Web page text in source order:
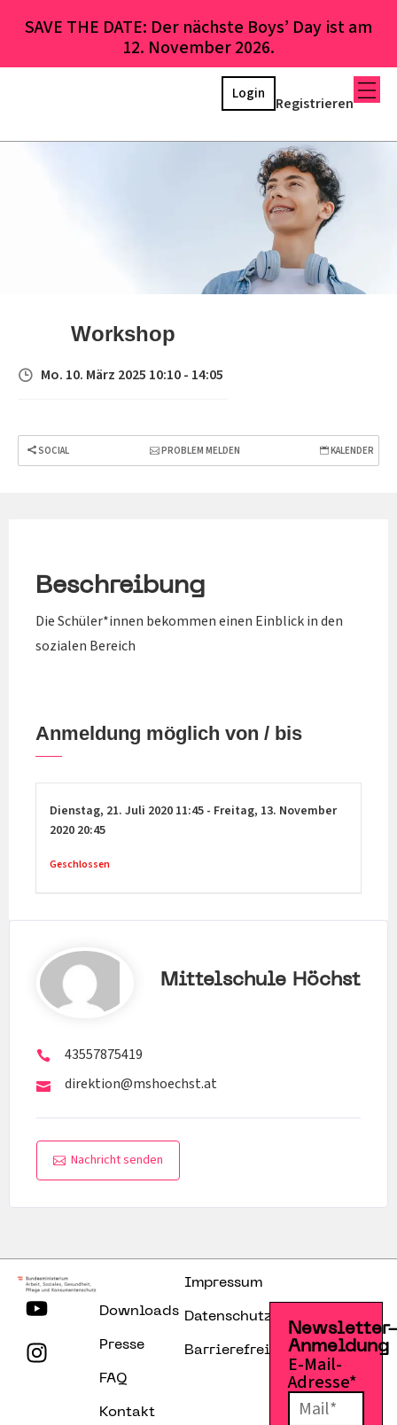
SAVE THE DATE: Der nächste Boys’ Day ist am
12. November 2026.
Registrieren
Login
Workshop
Mo. 10. März 2025 10:10 - 14:05
SOCIAL PROBLEM MELDEN KALENDER
Beschreibung
Die Schüler*innen bekommen einen Einblick in den
sozialen Bereich
Anmeldung möglich von / bis
Dienstag, 21. Juli 2020 11:45 - Freitag, 13. November
2020 20:45
Geschlossen
Mittelschule Höchst
43557875419
direktion@mshoechst.at
Nachricht senden
Downloads
Presse
FAQ
Kontakt
Impressum
Datenschutzerklärung
Barrierefreiheitserklärung
Anmeldung
E-Mail-
Adresse*